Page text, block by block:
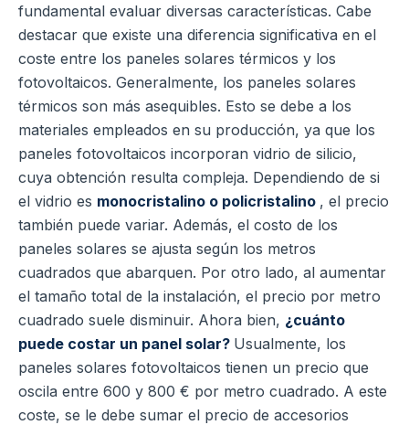
fundamental evaluar diversas características. Cabe
destacar que existe una diferencia significativa en el
coste entre los paneles solares térmicos y los
fotovoltaicos. Generalmente, los paneles solares
térmicos son más asequibles. Esto se debe a los
materiales empleados en su producción, ya que los
paneles fotovoltaicos incorporan vidrio de silicio,
cuya obtención resulta compleja. Dependiendo de si
el vidrio es monocristalino o policristalino , el precio
también puede variar. Además, el costo de los
paneles solares se ajusta según los metros
cuadrados que abarquen. Por otro lado, al aumentar
el tamaño total de la instalación, el precio por metro
cuadrado suele disminuir. Ahora bien, ¿cuánto
puede costar un panel solar? Usualmente, los
paneles solares fotovoltaicos tienen un precio que
oscila entre 600 y 800 € por metro cuadrado. A este
coste, se le debe sumar el precio de accesorios